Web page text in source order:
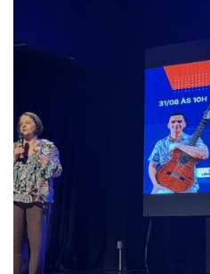
(Governo Federal), que reduziu a
energia elétrica e telecomunicações
Sem considerar as postergações,
nestes segmentos foram de
(telecomunicações) e 19%
O secretário Cleverson Siewert
trabalhando para buscar as
194. Há uma ação ajuizada no
compensação de R$ 1,7 bilhão nas
com a União. O ministro André
sobre o pedido de liminar. Dos 15
11 já tiveram decisões favoráveis.
Em outra frente, o STF determinou
acordo e definam os critérios de
comissão especial foi constituída no
que é formada por representantes
de Fazenda, incluindo Santa